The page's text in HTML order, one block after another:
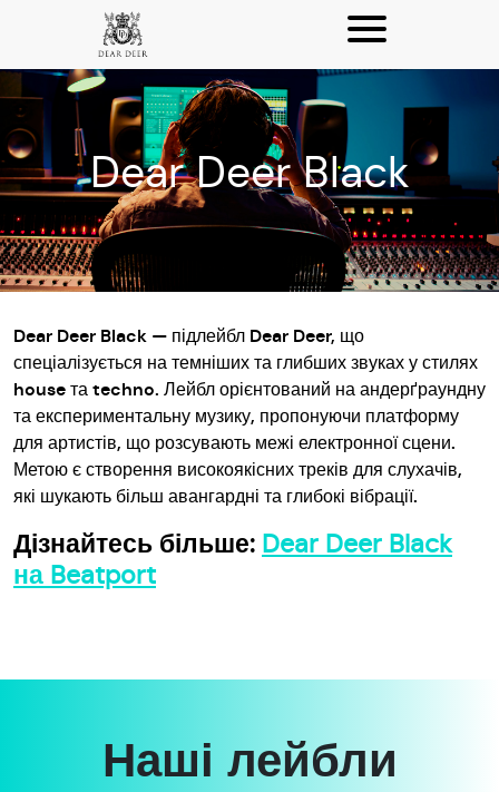
Dear Deer Black
Dear Deer Black — підлейбл Dear Deer, що
спеціалізується на темніших та глибших звуках у стилях
house та techno. Лейбл орієнтований на андерґраундну
та експериментальну музику, пропонуючи платформу
для артистів, що розсувають межі електронної сцени.
Метою є створення високоякісних треків для слухачів,
які шукають більш авангардні та глибокі вібрації.
Дізнайтесь більше: Dear Deer Black
на Beatport
Наші лейбли